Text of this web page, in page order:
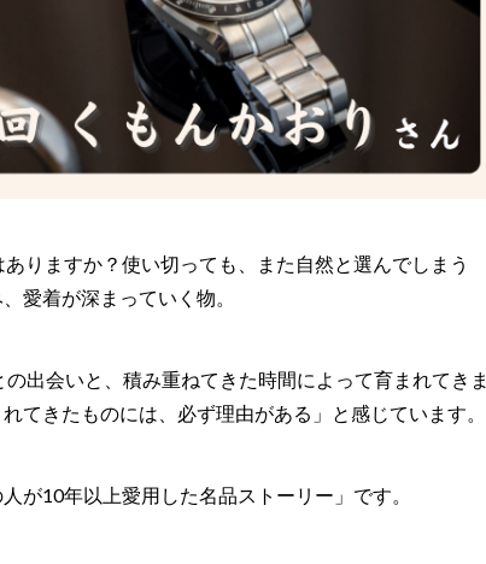
りますか？使い切っても、また自然と選んでしまう
愛着が深まっていく物。
出会いと、積み重ねてきた時間によって育まれてきま
てきたものには、必ず理由がある」と感じています。
が10年以上愛用した名品ストーリー」です。